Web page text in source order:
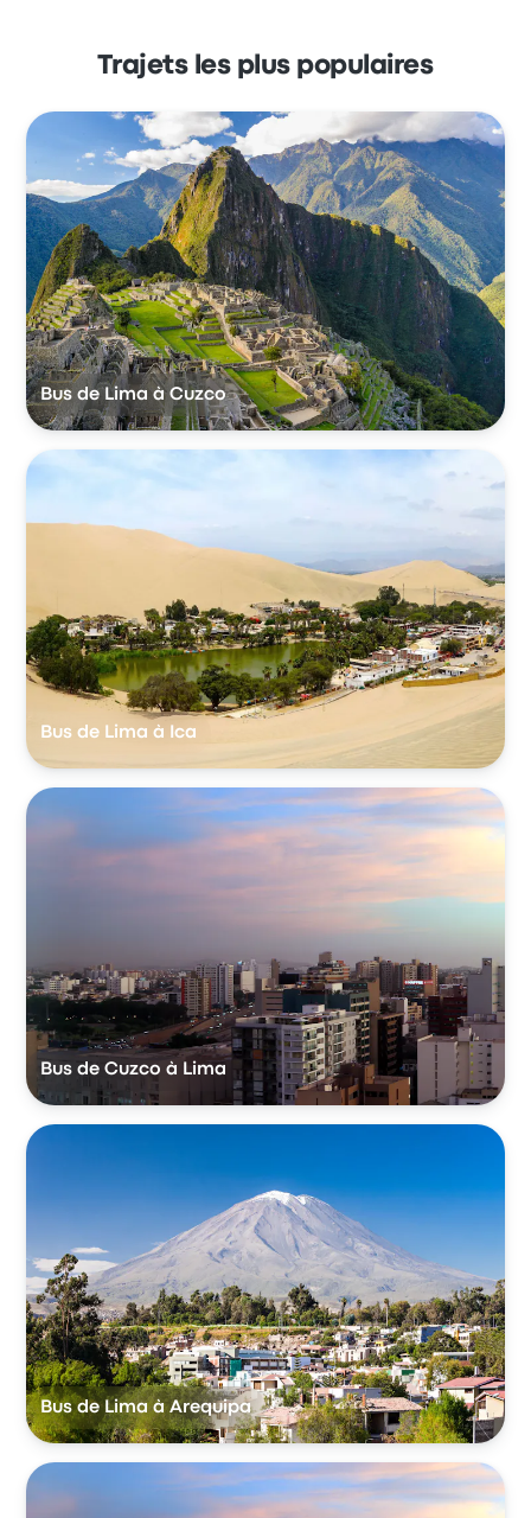
Trajets les plus populaires
Bus de Lima à Cuzco
Bus de Lima à Ica
Bus de Cuzco à Lima
Bus de Lima à Arequipa